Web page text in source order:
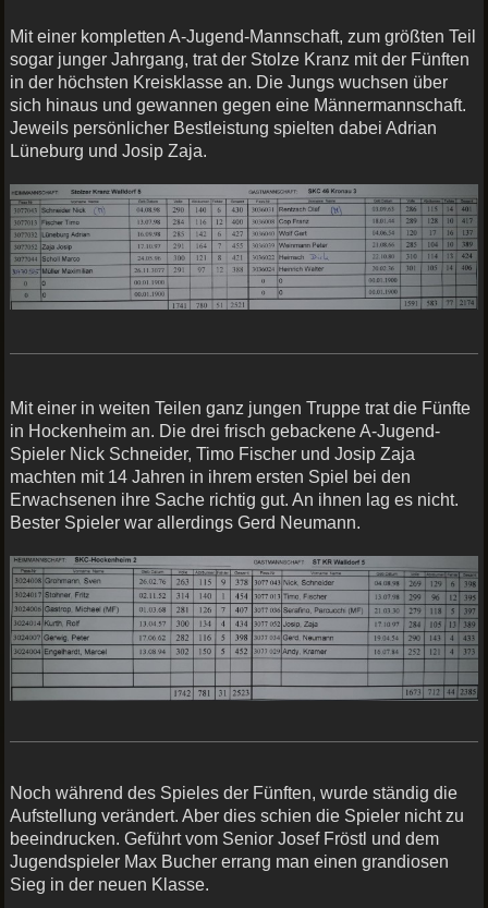
Mit einer kompletten A-Jugend-Mannschaft, zum größten Teil
sogar junger Jahrgang, trat der Stolze Kranz mit der Fünften
in der höchsten Kreisklasse an. Die Jungs wuchsen über
sich hinaus und gewannen gegen eine Männermannschaft.
Jeweils persönlicher Bestleistung spielten dabei Adrian
Lüneburg und Josip Zaja.
Mit einer in weiten Teilen ganz jungen Truppe trat die Fünfte
in Hockenheim an. Die drei frisch gebackene A-Jugend-
Spieler Nick Schneider, Timo Fischer und Josip Zaja
machten mit 14 Jahren in ihrem ersten Spiel bei den
Erwachsenen ihre Sache richtig gut. An ihnen lag es nicht.
Bester Spieler war allerdings Gerd Neumann.
Noch während des Spieles der Fünften, wurde ständig die
Aufstellung verändert. Aber dies schien die Spieler nicht zu
beeindrucken. Geführt vom Senior Josef Fröstl und dem
Jugendspieler Max Bucher errang man einen grandiosen
Sieg in der neuen Klasse.